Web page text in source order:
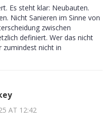
Es steht klar: Neubauten.
Nicht Sanieren im Sinne von
zwischen
definiert. Wer das nicht
zumindest nicht in
AT 12:42